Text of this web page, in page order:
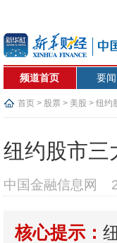
频道首页 要闻
首页 > 股票 > 美股 > 纽约
纽约股市三
中国金融信息网
核心提示：